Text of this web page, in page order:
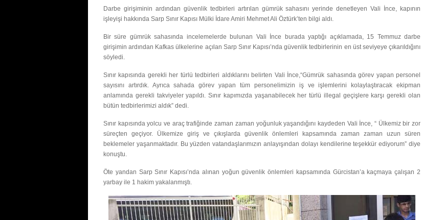
Darbe girişiminin ardından güvenlik tedbirleri artırılan gümrük sahasını yerinde denetleyen Vali İnce, kapının
işleyişi hakkında Sarp Sınır Kapısı Mülki İdare Amiri Mehmet Ali Öztürk’ten bilgi aldı.
Bir süre gümrük sahasında incelemelerde bulunan Vali İnce burada yaptığı açıklamada, 15 Temmuz darbe
girişimin ardından Kafkas ülkelerine açılan Sarp Sınır Kapısı’nda güvenlik tedbirlerinin en üst seviyeye çıkarıldığını
söyledi.
Sınır kapısında gerekli her türlü tedbirleri aldıklarını belirten Vali İnce,“Gümrük sahasında görev yapan personel
sayısını artırdık. Ayrıca sahada görev yapan tüm personelimizin iş ve işlemlerini kolaylaştıracak ekipman
anlamında gerekli takviyeler yapıldı. Sınır kapımızda yaşanabilecek her türlü illegal geçişlere karşı gerekli olan
bütün tedbirlerimizi aldık” dedi.
Sınır kapısında yolcu ve araç trafiğinde zaman zaman yoğunluk yaşandığını kaydeden Vali İnce, “ Ülkemiz bir zor
süreçten geçiyor. Ülkemize giriş ve çıkışlarda güvenlik önlemleri kapsamında zaman zaman uzun süren
beklemeler yaşanmaktadır. Bu yüzden vatandaşlarımızın anlayışından dolayı kendilerine teşekkür ediyorum” diye
konuştu.
Öte yandan Sarp Sınır Kapısı’nda alınan yoğun güvenlik önlemleri kapsamında Gürcistan’a kaçmaya çalışan 2
yarbay ile 1 hakim yakalanmıştı.